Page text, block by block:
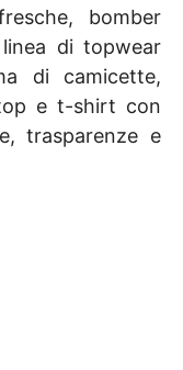
bomber
di topwear
di camicette,
e t-shirt con
trasparenze e